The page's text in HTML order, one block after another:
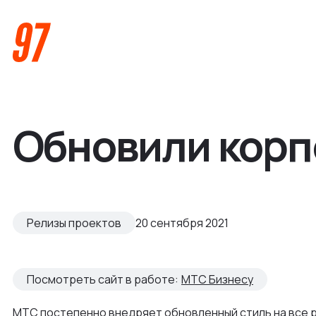
Кейсы
Обновили
Релизы проектов 20 сентября 2021
Посмотреть сайт в работе: МТС Бизнесу
МТС постепенно внедряет обновленный стиль на все